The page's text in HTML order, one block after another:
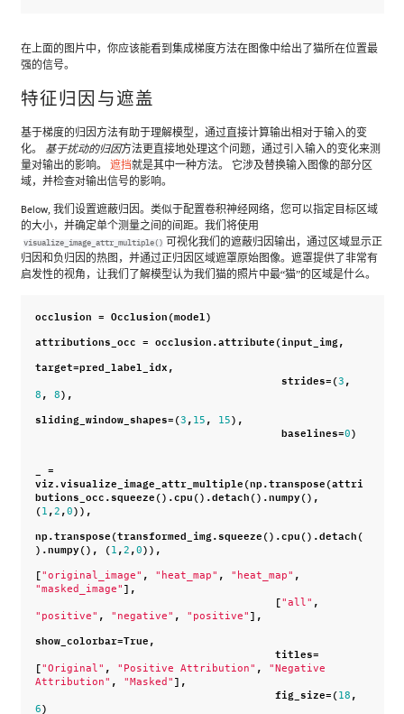
在上面的图片中，你应该能看到集成梯度方法在图像中给出了猫所在位置最
强的信号。
特征归因与遮盖
基于梯度的归因方法有助于理解模型，通过直接计算输出相对于输入的变
化。
基于扰动的归因方法更直接地处理这个问题，通过引入输入的变化来测
量对输出的影响。 遮挡就是其中一种方法。 它涉及替换输入图像的部分区
域，并检查对输出信号的影响。
Below, 我们设置遮蔽归因。类似于配置卷积神经网络，您可以指定目标区域
的大小，并确定单个测量之间的间距。我们将使用
visualize_image_attr_multiple() 可视化我们的遮蔽归因输出，通过区域显示正
归因和负归因的热图，并通过正归因区域遮罩原始图像。遮罩提供了非常有
启发性的视角，让我们了解模型认为我们猫的照片中最“猫”的区域是什么。
occlusion = Occlusion(model )
attributions_occ = occlusion.attribute(input_img,
target=pred_label_idx,
strides=(3 ,
8 , 8),
sliding_window_shapes=(3 , 15 , 15),
baselines=0)
=
viz.visualize_image_attr_multiple(np.transpose(attri
butions_occ.squeeze() .cpu() .detach() .numpy(),
(1 ,2 ,0)),
np.transpose(transformed_img.squeeze() .cpu() .detach(
) .numpy(), (1 ,2 ,0)),
["original_image" , "heat_map" , "heat_map" ,
"masked_image" ],
["all" ,
"positive" , "negative" , "positive" ],
show_colorbar=True,
titles=
["Original" , "Positive Attribution" ,
"Negative
Attribution" , "Masked" ],
fig_size=(18 ,
6)